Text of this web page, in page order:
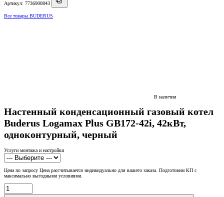
Артикул: 7736900843
Все товары BUDERUS
В наличии
Настенный конденсационный газовый котел
Buderus Logamax Plus GB172-42i, 42кВт,
одноконтурный, черный
Услуги монтажа и настройки
Цена по запросу Цена рассчитывается индивидуально для вашего заказа. Подготовим КП с
максимально выгодными условиями.